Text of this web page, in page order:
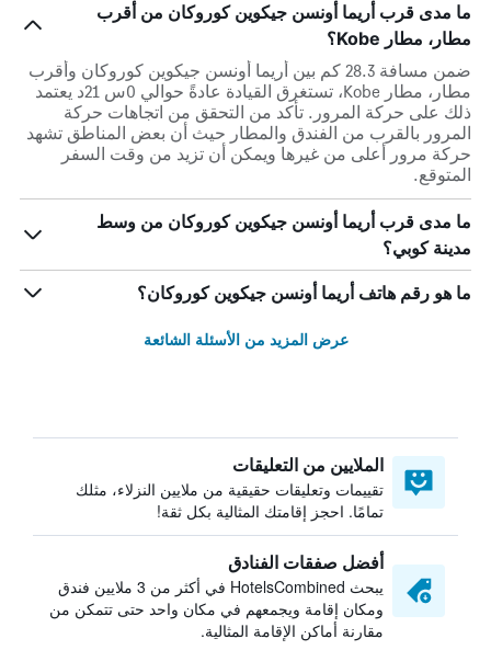
ما مدى قرب أريما أونسن جيكوين كوروكان من أقرب
مطار، مطار Kobe؟
ضمن مسافة 28.3 كم بين أريما أونسن جيكوين كوروكان وأقرب
مطار، مطار Kobe، تستغرق القيادة عادةً حوالي 0س 21د يعتمد
ذلك على حركة المرور. تأكد من التحقق من اتجاهات حركة
المرور بالقرب من الفندق والمطار حيث أن بعض المناطق تشهد
حركة مرور أعلى من غيرها ويمكن أن تزيد من وقت السفر
المتوقع.
ما مدى قرب أريما أونسن جيكوين كوروكان من وسط
مدينة كوبي؟
ما هو رقم هاتف أريما أونسن جيكوين كوروكان؟
عرض المزيد من الأسئلة الشائعة
الملايين من التعليقات
تقييمات وتعليقات حقيقية من ملايين النزلاء، مثلك
تمامًا. احجز إقامتك المثالية بكل ثقة!
أفضل صفقات الفنادق
يبحث HotelsCombined في أكثر من 3 ملايين فندق
ومكان إقامة ويجمعهم في مكان واحد حتى تتمكن من
مقارنة أماكن الإقامة المثالية.